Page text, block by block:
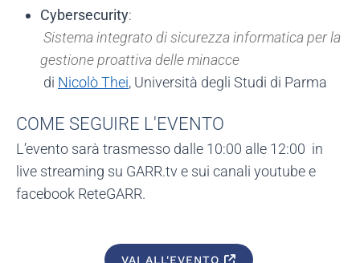
Cybersecurity:
Sistema integrato di sicurezza informatica per la
gestione proattiva delle minacce
di Nicolò Thei, Università degli Studi di Parma
COME SEGUIRE L'EVENTO
L’evento sarà trasmesso dalle 10:00 alle 12:00 in
live streaming su GARR.tv e sui canali youtube e
facebook ReteGARR.
VAI ALL'EVENTO